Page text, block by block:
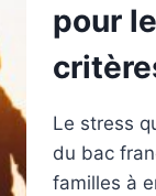
pour
Le stress
du bac
familles à